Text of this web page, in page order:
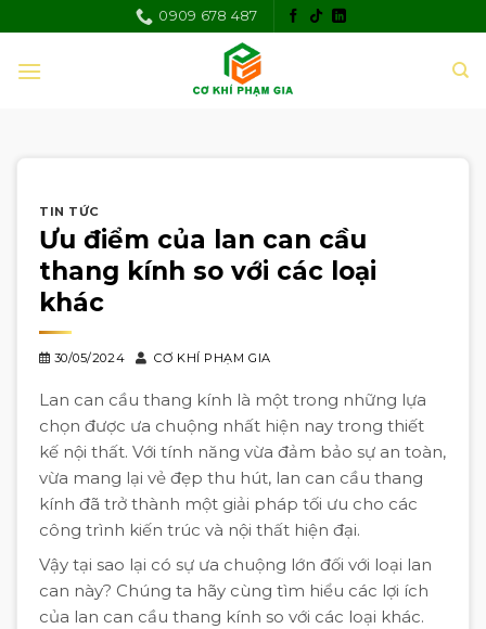
content
0909 678 487
TIN TỨC
Ưu điểm của lan can cầu
thang kính so với các loại
khác
30/05/2024 CƠ KHÍ PHẠM GIA
Lan can cầu thang kính là một trong những lựa
chọn được ưa chuộng nhất hiện nay trong thiết
kế nội thất. Với tính năng vừa đảm bảo sự an toàn,
vừa mang lại vẻ đẹp thu hút, lan can cầu thang
kính đã trở thành một giải pháp tối ưu cho các
công trình kiến trúc và nội thất hiện đại.
Vậy tại sao lại có sự ưa chuộng lớn đối với loại lan
can này? Chúng ta hãy cùng tìm hiểu các lợi ích
của lan can cầu thang kính so với các loại khác.